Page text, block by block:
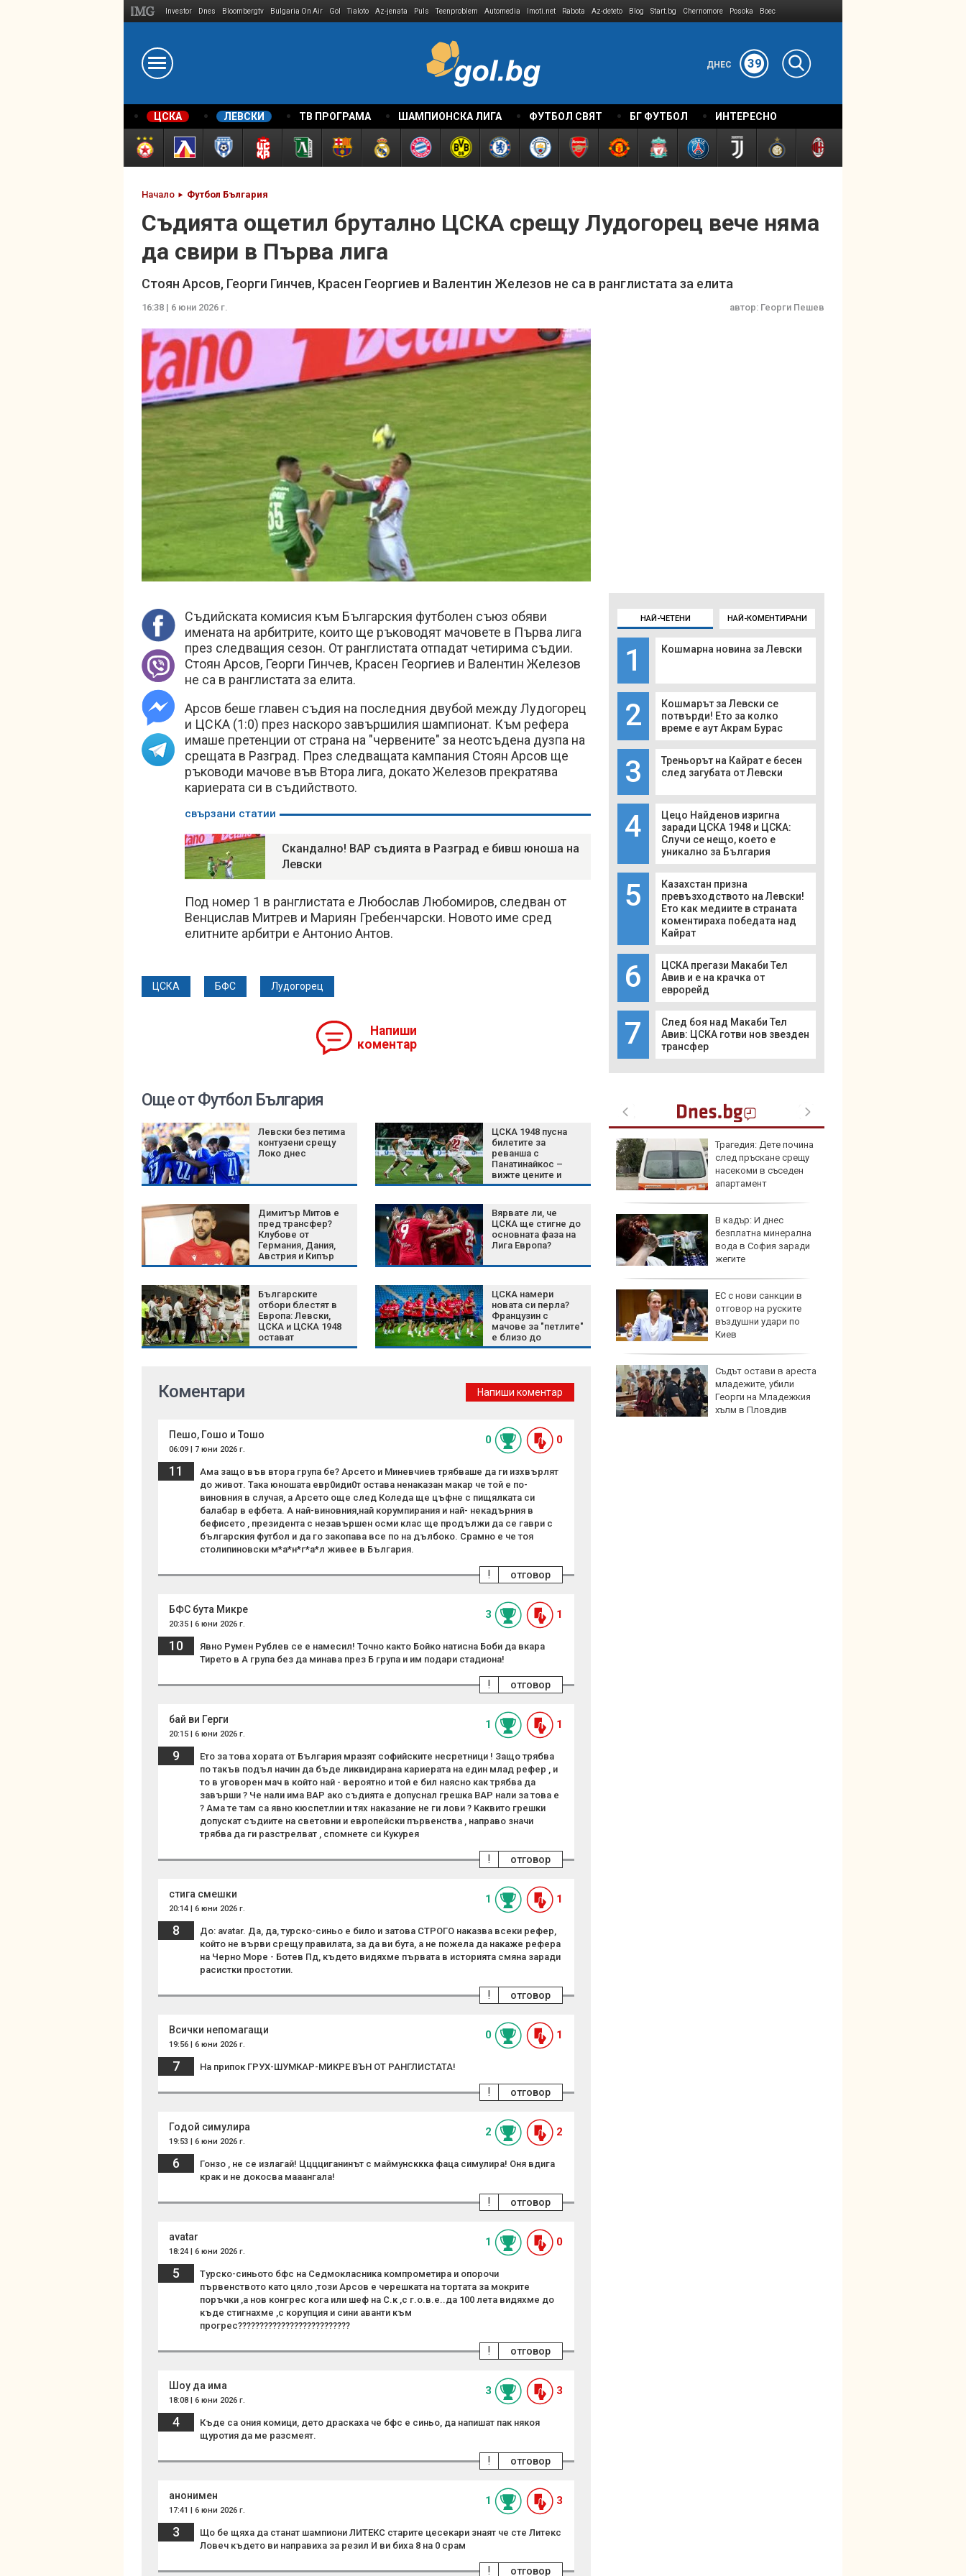
Investor Dnes Bloombergtv Bulgaria On Air Gol Tialoto Az-jenata Puls Teenproblem Automedia Imoti.net Rabota Az-deteto Blog Start.bg Chernomore Posoka Boec
ДНЕС 39
ЦСКА ЛЕВСКИ ТВ ПРОГРАМА ШАМПИОНСКА ЛИГА ФУТБОЛ СВЯТ БГ ФУТБОЛ ИНТЕРЕСНО
Начало Футбол България
Съдията ощетил брутално ЦСКА срещу Лудогорец вече няма
да свири в Първа лига
Стоян Арсов, Георги Гинчев, Красен Георгиев и Валентин Железов не са в ранглистата за елита
16:38 | 6 юни 2026 г. автор: Георги Пешев
Съдийската комисия към Българския футболен съюз обяви
имената на арбитрите, които ще ръководят мачовете в Първа лига
през следващия сезон. От ранглистата отпадат четирима съдии.
Стоян Арсов, Георги Гинчев, Красен Георгиев и Валентин Железов
не са в ранглистата за елита.
Арсов беше главен съдия на последния двубой между Лудогорец
и ЦСКА (1:0) през наскоро завършилия шампионат. Към рефера
имаше претенции от страна на "червените" за неотсъдена дузпа на
срещата в Разград. През следващата кампания Стоян Арсов ще
ръководи мачове във Втора лига, докато Железов прекратява
кариерата си в съдийството.
свързани статии
Скандално! ВАР съдията в Разград е бивш юноша на
Левски
Под номер 1 в ранглистата е Любослав Любомиров, следван от
Венцислав Митрев и Мариян Гребенчарски. Новото име сред
елитните арбитри е Антонио Антов.
ЦСКА БФС Лудогорец
Напиши
коментар
НАЙ-ЧЕТЕНИ НАЙ-КОМЕНТИРАНИ
1 Кошмарна новина за Левски
2
Кошмарът за Левски се
потвърди! Ето за колко
време е аут Акрам Бурас
3
Треньорът на Кайрат е бесен
след загубата от Левски
4
Цецо Найденов изригна
заради ЦСКА 1948 и ЦСКА:
Случи се нещо, което е
уникално за България
5
Казахстан призна
превъзходството на Левски!
Ето как медиите в страната
коментираха победата над
Кайрат
6
ЦСКА прегази Макаби Тел
Авив и е на крачка от
еврорейд
7
След боя над Макаби Тел
Авив: ЦСКА готви нов звезден
трансфер
Още от Футбол България
Левски без петима
контузени срещу
Локо днес
ЦСКА 1948 пусна
билетите за
реванша с
Панатинайкос –
вижте цените и
важните
Димитър Митов е
пред трансфер?
Клубове от
Германия, Дания,
Австрия и Кипър
следят национала
Вярвате ли, че
ЦСКА ще стигне до
основната фаза на
Лига Европа?
Българските
отбори блестят в
Европа: Левски,
ЦСКА и ЦСКА 1948
остават
непобедени
ЦСКА намери
новата си перла?
Французин с
мачове за "петлите"
е близо до
"червените"
В "Големите
последици" на 8 август
от 14:00 часа: Как
ниските ниските води
Югоизточна Европа
БАБХ: Над 150 тона
стоки от трети
държави не са
Съдът отново отряза
Тръмп да получи
достъп до
избирателните
списъци на щатите
отлично за 3 китайски
зодии между 10 и 16
Трагедия: Дете почина
след пръскане срещу
насекоми в съседен
апартамент
В кадър: И днес
безплатна минерална
вода в София заради
жегите
ЕС с нови санкции в
отговор на руските
въздушни удари по
Киев
Съдът остави в ареста
младежите, убили
Георги на Младежкия
хълм в Пловдив
Коментари Напиши коментар
Пешо, Гошо и Тошо
06:09 | 7 юни 2026 г.
0 0
11
Ама защо във втора група бе? Арсето и Миневчиев трябваше да ги изхвърлят
до живот. Така юношата евр0иди0т остава ненаказан макар че той е по-
виновния в случая, а Арсето още след Коледа ще цъфне с пищялката си
балабар в ефбета. А най-виновния,най корумпирания и най- некадърния в
бефисето , президента с незавършен осми клас ще продължи да се гаври с
българския футбол и да го закопава все по на дълбоко. Срамно е че тоя
столипиновски м*а*н*г*а*л живее в България.
отговор
!
БФС бута Микре
20:35 | 6 юни 2026 г.
3 1
10
Явно Румен Рублев се е намесил! Точно както Бойко натисна Боби да вкара
Тирето в А група без да минава през Б група и им подари стадиона!
отговор
!
бай ви Герги
20:15 | 6 юни 2026 г.
1 1
9
Ето за това хората от България мразят софийските несретници ! Защо трябва
по такъв подъл начин да бъде ликвидирана кариерата на един млад рефер , и
то в уговорен мач в който най - вероятно и той е бил наясно как трябва да
завърши ? Че нали има ВАР ако съдията е допуснал грешка ВАР нали за това е
? Ама те там са явно кюспетлии и тях наказание не ги лови ? Каквито грешки
допускат съдиите на световни и европейски първенства , направо значи
трябва да ги разстрелват , спомнете си Кукурея
отговор
!
стига смешки
20:14 | 6 юни 2026 г.
1 1
8
До: avatar. Да, да, турско-синьо е било и затова СТРОГО наказва всеки рефер,
който не върви срещу правилата, за да ви бута, а не пожела да накаже рефера
на Черно Море - Ботев Пд, където видяхме първата в историята смяна заради
расистки простотии.
отговор
!
Всички непомагащи
19:56 | 6 юни 2026 г.
0 1
7 На припок ГРУХ-ШУМКАР-МИКРЕ ВЪН ОТ РАНГЛИСТАТА!
отговор
!
Годой симулира
19:53 | 6 юни 2026 г.
2 2
6
Гонзо , не се излагай! Цццциганинът с маймунсккка фаца симулира! Оня вдига
крак и не докосва мааангала!
отговор
!
avatar
18:24 | 6 юни 2026 г.
1 0
5
Турско-синьото бфс на Седмокласника компрометира и опорочи
първенството като цяло ,този Арсов е черешката на тортата за мокрите
поръчки ,а нов конгрес кога или шеф на С.к ,с г.о.в.е..да 100 лета видяхме до
къде стигнахме ,с корупция и сини аванти към
прогрес??????????????????????????
отговор
!
Шоу да има
18:08 | 6 юни 2026 г.
3 3
4
Къде са ония комици, дето драскаха че бфс е синьо, да напишат пак някоя
щуротия да ме разсмеят.
отговор
!
анонимен
17:41 | 6 юни 2026 г.
1 3
3
Що бе щяха да станат шампиони ЛИТЕКС старите цесекари знаят че сте Литекс
Ловеч където ви направиха за резил И ви биха 8 на 0 срам
отговор
!